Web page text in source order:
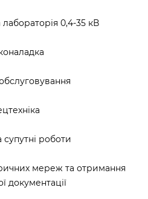
лабораторія 0,4-35 кВ
супутні роботи
мереж та отримання
документації